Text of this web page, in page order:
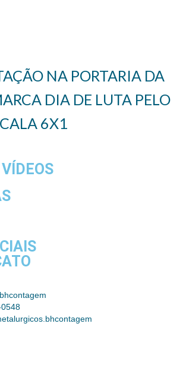
NA PORTARIA DA
DIA DE LUTA PELO
6X1